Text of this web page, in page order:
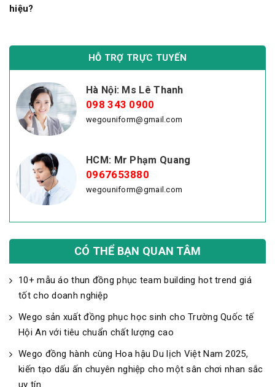
hiệu?
HỖ TRỢ TRỰC TUYẾN
Hà Nội: Ms Lê Thanh
098 343 0900
wegouniform@gmail.com
HCM: Mr Phạm Quang
0967653880
wegouniform@gmail.com
CÓ THỂ BẠN QUAN TÂM
10+ mẫu áo thun đồng phục team building hot trend giá
tốt cho doanh nghiệp
Wego sản xuất đồng phục học sinh cho Trường Quốc tế
Hội An với tiêu chuẩn chất lượng cao
Wego đồng hành cùng Hoa hậu Du lịch Việt Nam 2025,
kiến tạo dấu ấn chuyên nghiệp cho một sân chơi nhan sắc
uy tín